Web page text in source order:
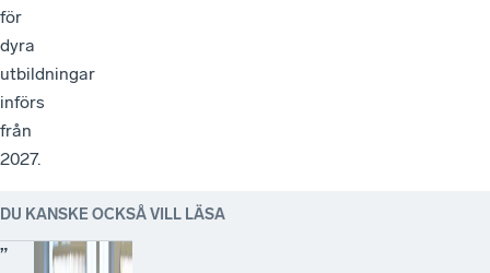
för
dyra
utbildningar
införs
från
2027.
DU KANSKE OCKSÅ VILL LÄSA
”